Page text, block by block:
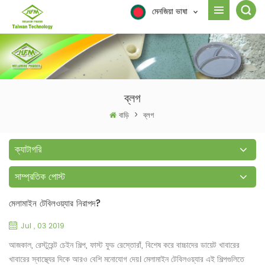
মেনজিয়া ভাষা
ব্লগ
বাড়ি > ব্লগ
ক্যাটাগরি
সাম্প্রতিক পোস্ট
মেলামাইন টেবিলওয়্যার নিরাপদ?
Jul , 03 2019
আজকাল, রেস্টুরেন্ট চেইন শিল্প, ফাস্ট ফুড রেস্তোরাঁ, বিশেষ করে বাচ্চাদের ডায়েট খাবারের
খাবারের স্বাস্থ্যের দিকে আরও বেশি মনোযোগ দেয়। মেলামাইন টেবিলওয়্যার এই শিল্পগুলিতে